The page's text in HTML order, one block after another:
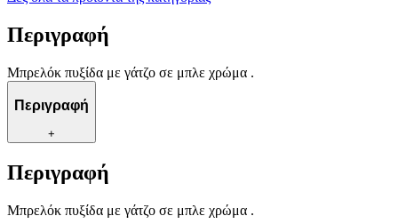
Περιγραφή
Μπρελόκ πυξίδα με γάτζο σε μπλε χρώμα .
Περιγραφή
+
Περιγραφή
Μπρελόκ πυξίδα με γάτζο σε μπλε χρώμα .